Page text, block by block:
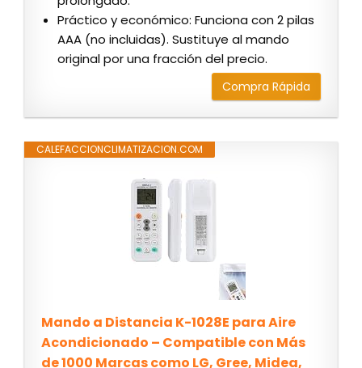
Práctico y económico: Funciona con 2 pilas
AAA (no incluidas). Sustituye al mando
original por una fracción del precio.
Compra Rápida
CALEFACCIONCLIMATIZACION.COM
Mando a Distancia K-1028E para Aire
Acondicionado – Compatible con Más
de 1000 Marcas como LG, Gree, Midea,